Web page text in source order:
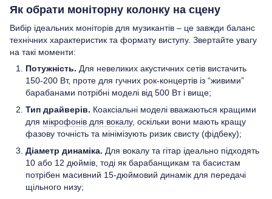
Як обрати моніторну колонку на сцену
Вибір ідеальних моніторів для музикантів – це завжди баланс
технічних характеристик та формату виступу. Звертайте увагу
на такі моменти:
Потужність. Для невеликих акустичних сетів вистачить
150-200 Вт, проте для гучних рок-концертів із “живими”
барабанами потрібні моделі від 500 Вт і вище;
Тип драйверів. Коаксіальні моделі вважаються кращими
для мікрофонів для вокалу, оскільки вони мають кращу
фазову точність та мінімізують ризик свисту (фідбеку);
Діаметр динаміка. Для вокалу та гітар ідеально підходять
10 або 12 дюймів, тоді як барабанщикам та басистам
потрібен масивний 15-дюймовий динамік для передачі
щільного низу;